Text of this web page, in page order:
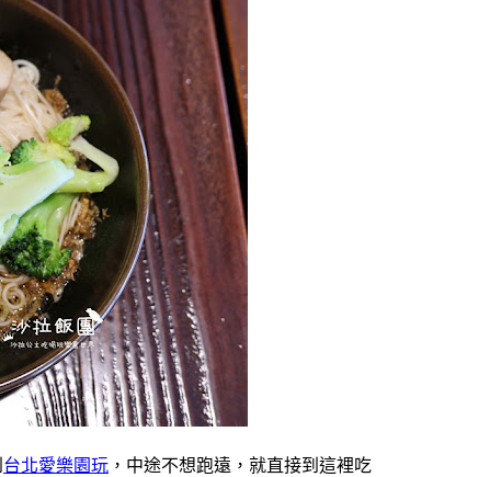
台北愛樂園玩 ，中途不想跑遠，就直接到這裡吃